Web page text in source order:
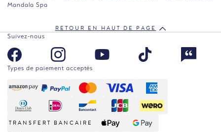
Mandala Spa
RETOUR EN HAUT DE PAGE
Suivez-nous
Types de paiement acceptés
TRANSFERT BANCAIRE